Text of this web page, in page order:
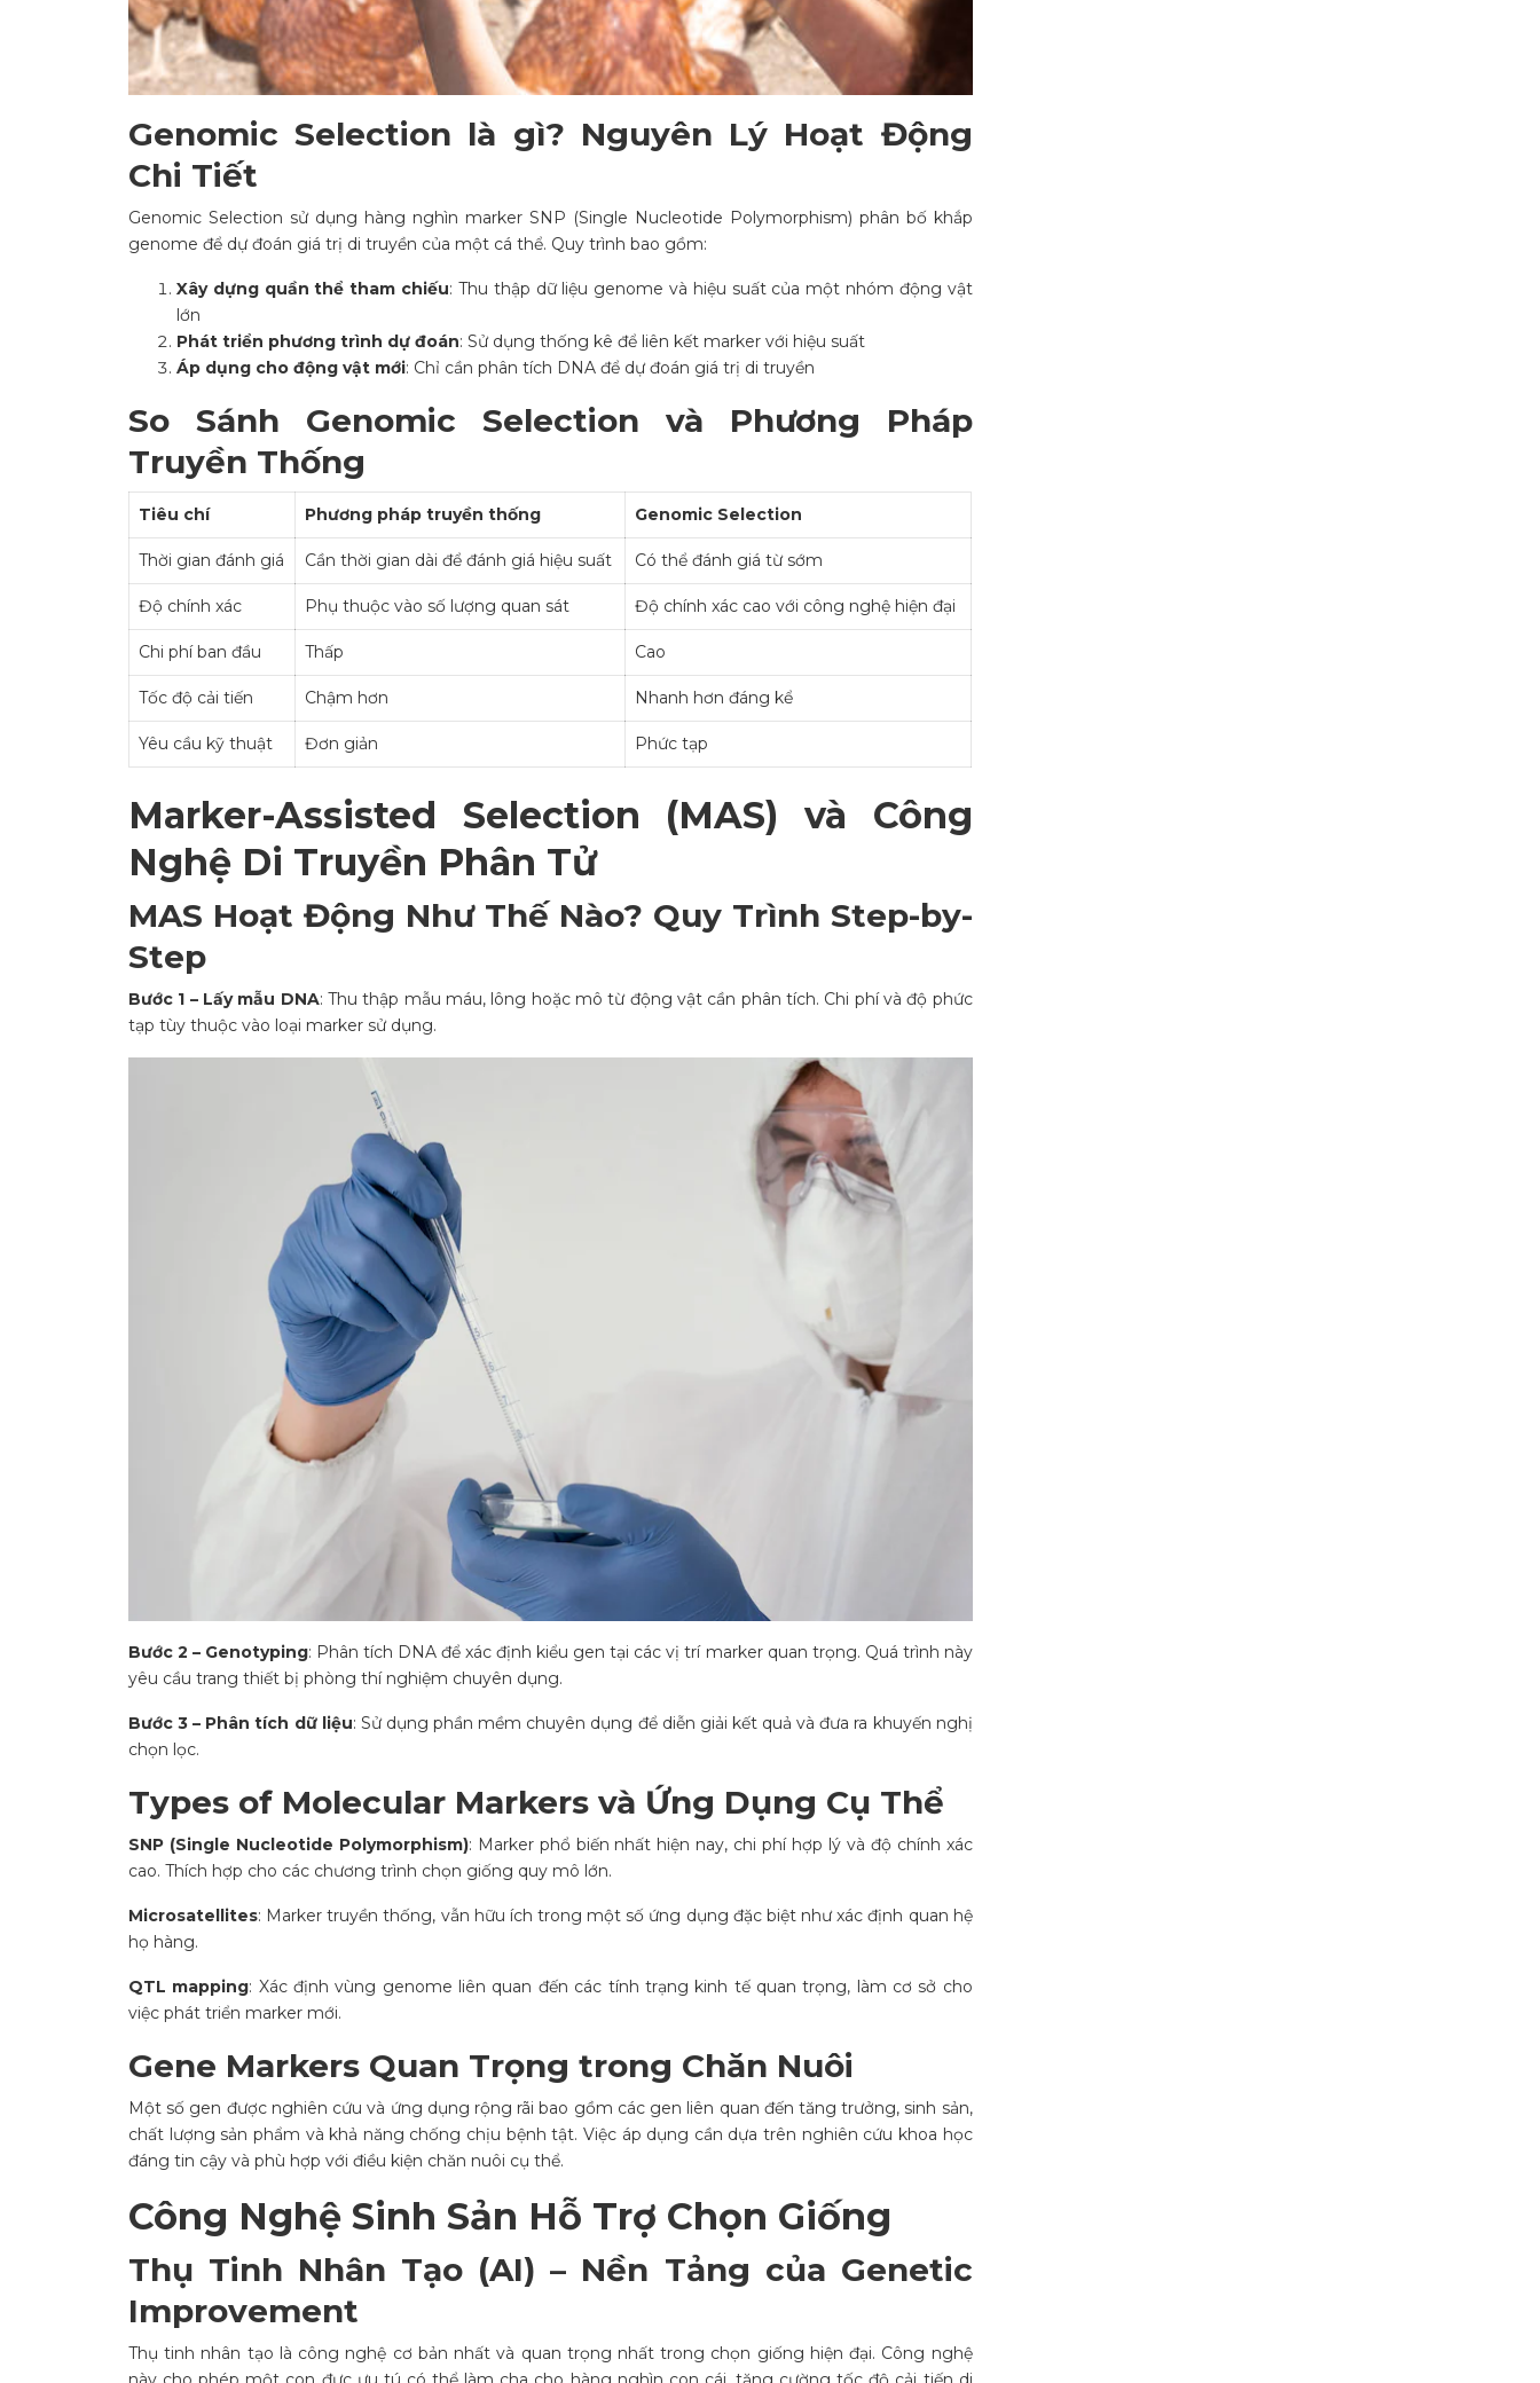
Genomic Selection là gì? Nguyên Lý Hoạt Động
Chi Tiết
Genomic Selection sử dụng hàng nghìn marker SNP (Single Nucleotide Polymorphism) phân bố khắp
genome để dự đoán giá trị di truyền của một cá thể. Quy trình bao gồm:
Xây dựng quần thể tham chiếu: Thu thập dữ liệu genome và hiệu suất của một nhóm động vật
lớn
Phát triển phương trình dự đoán: Sử dụng thống kê để liên kết marker với hiệu suất
Áp dụng cho động vật mới: Chỉ cần phân tích DNA để dự đoán giá trị di truyền
So Sánh Genomic Selection và Phương Pháp
Truyền Thống
Tiêu chí Phương pháp truyền thống Genomic Selection
Thời gian đánh giá Cần thời gian dài để đánh giá hiệu suất Có thể đánh giá từ sớm
Độ chính xác Phụ thuộc vào số lượng quan sát Độ chính xác cao với công nghệ hiện đại
Chi phí ban đầu Thấp Cao
Tốc độ cải tiến Chậm hơn Nhanh hơn đáng kể
Yêu cầu kỹ thuật Đơn giản Phức tạp
Marker-Assisted Selection (MAS) và Công
Nghệ Di Truyền Phân Tử
MAS Hoạt Động Như Thế Nào? Quy Trình Step-by-
Step
Bước 1 – Lấy mẫu DNA: Thu thập mẫu máu, lông hoặc mô từ động vật cần phân tích. Chi phí và độ phức
tạp tùy thuộc vào loại marker sử dụng.
Bước 2 – Genotyping: Phân tích DNA để xác định kiểu gen tại các vị trí marker quan trọng. Quá trình này
yêu cầu trang thiết bị phòng thí nghiệm chuyên dụng.
Bước 3 – Phân tích dữ liệu: Sử dụng phần mềm chuyên dụng để diễn giải kết quả và đưa ra khuyến nghị
chọn lọc.
Types of Molecular Markers và Ứng Dụng Cụ Thể
SNP (Single Nucleotide Polymorphism): Marker phổ biến nhất hiện nay, chi phí hợp lý và độ chính xác
cao. Thích hợp cho các chương trình chọn giống quy mô lớn.
Microsatellites: Marker truyền thống, vẫn hữu ích trong một số ứng dụng đặc biệt như xác định quan hệ
họ hàng.
QTL mapping: Xác định vùng genome liên quan đến các tính trạng kinh tế quan trọng, làm cơ sở cho
việc phát triển marker mới.
Gene Markers Quan Trọng trong Chăn Nuôi
Một số gen được nghiên cứu và ứng dụng rộng rãi bao gồm các gen liên quan đến tăng trưởng, sinh sản,
chất lượng sản phẩm và khả năng chống chịu bệnh tật. Việc áp dụng cần dựa trên nghiên cứu khoa học
đáng tin cậy và phù hợp với điều kiện chăn nuôi cụ thể.
Công Nghệ Sinh Sản Hỗ Trợ Chọn Giống
Thụ Tinh Nhân Tạo (AI) – Nền Tảng của Genetic
Improvement
Thụ tinh nhân tạo là công nghệ cơ bản nhất và quan trọng nhất trong chọn giống hiện đại. Công nghệ